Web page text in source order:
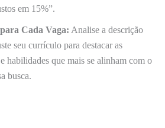
em 15%”.
Cada Vaga: Analise a descrição
seu currículo para destacar as
habilidades que mais se alinham com o
busca.